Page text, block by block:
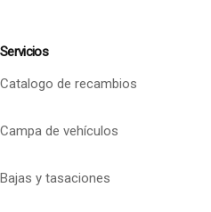
Servicios
Catalogo de recambios
Campa de vehículos
Bajas y tasaciones